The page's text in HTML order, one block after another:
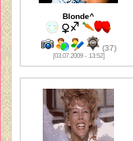
Blonde^
(37)
[03.07.2009 - 13:52]